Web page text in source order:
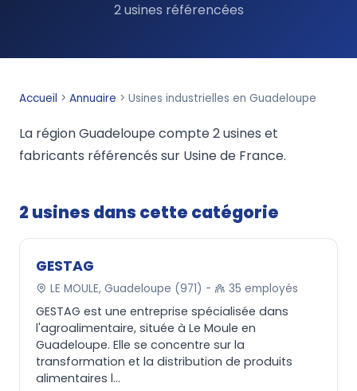
2 usines référencées
Accueil > Annuaire > Usines industrielles en Guadeloupe
La région Guadeloupe compte 2 usines et
fabricants référencés sur Usine de France.
2 usines dans cette catégorie
GESTAG
LE MOULE, Guadeloupe (971) - 35 employés
GESTAG est une entreprise spécialisée dans
l'agroalimentaire, située à Le Moule en
Guadeloupe. Elle se concentre sur la
transformation et la distribution de produits
alimentaires l...